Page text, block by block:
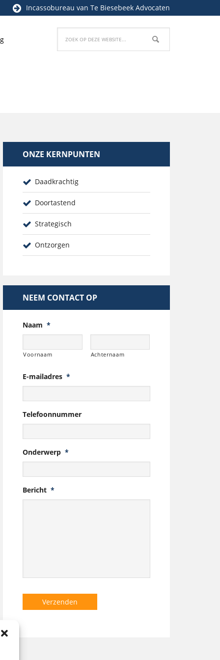
Incassobureau van Te Biesebeek Advocaten
ONZE KERNPUNTEN
Daadkrachtig
Doortastend
Strategisch
Ontzorgen
NEEM CONTACT OP
Naam *
Voornaam Achternaam
E-mailadres *
Telefoonnummer
Onderwerp *
Bericht *